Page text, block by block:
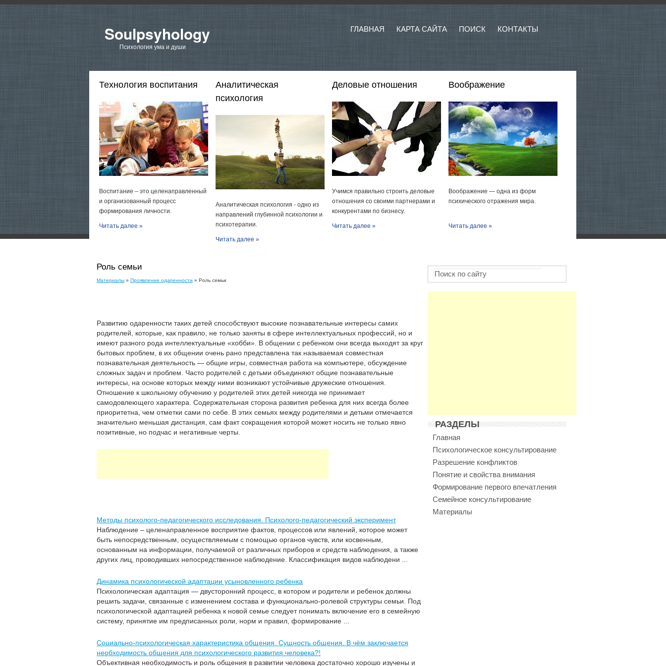
Soulpsyhology
Психология ума и души
ГЛАВНАЯ КАРТА САЙТА ПОИСК КОНТАКТЫ
Технология воспитания
Воспитание – это целенаправленный
и организованный процесс
формирования личности.
Читать далее »
Аналитическая
психология
Аналитическая психология - одно из
направлений глубинной психологии и
психотерапии.
Читать далее »
Деловые отношения
Учимся правильно строить деловые
отношения со своими партнерами и
конкурентами по бизнесу.
Читать далее »
Воображение
Воображение — одна из форм
психического отражения мира.
Читать далее »
Роль семьи
Материалы » Проявление одаренности » Роль семьи
Развитию одаренности таких детей способствуют высокие познавательные интересы самих
родителей, которые, как правило, не только заняты в сфере интеллектуальных профессий, но и
имеют разного рода интеллектуальные «хобби». В общении с ребенком они всегда выходят за круг
бытовых проблем, в их общении очень рано представлена так называемая совместная
познавательная деятельность — общие игры, совместная работа на компьютере, обсуждение
сложных задач и проблем. Часто родителей с детьми объединяют общие познавательные
интересы, на основе которых между ними возникают устойчивые дружеские отношения.
Отношение к школьному обучению у родителей этих детей никогда не принимает
самодовлеющего характера. Содержательная сторона развития ребенка для них всегда более
приоритетна, чем отметки сами по себе. В этих семьях между родителями и детьми отмечается
значительно меньшая дистанция, сам факт сокращения которой может носить не только явно
позитивные, но подчас и негативные черты.
Методы психолого-педагогического исследования. Психолого-педагогический эксперимент
Наблюдение – целенаправленное восприятие фактов, процессов или явлений, которое может
быть непосредственным, осуществляемым с помощью органов чувств, или косвенным,
основанным на информации, получаемой от различных приборов и средств наблюдения, а также
других лиц, проводивших непосредственное наблюдение. Классификация видов наблюдени ...
Динамика психологической адаптации усыновленного ребенка
Психологическая адаптация — двусторонний процесс, в котором и родители и ребенок должны
решить задачи, связанные с изменением состава и функционально-ролевой структуры семьи. Под
психологической адаптацией ребенка к новой семье следует понимать включение его в семейную
систему, принятие им предписанных роли, норм и правил, формирование ...
Социально-психологическая характеристика общения. Сущность общения. В чём заключается
необходимость общения для психологического развития человека?!
Объективная необходимость и роль общения в развитии человека достаточно хорошо изучены и
РАЗДЕЛЫ
Главная
Психологическое консультирование
Разрешение конфликтов
Понятие и свойства внимания
Формирование первого впечатления
Семейное консультирование
Материалы